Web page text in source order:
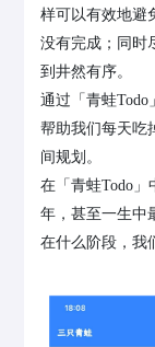
样可以有效地避
没有完成；同时
到井然有序。
通过「青蛙Todo
帮助我们每天吃
间规划。
在「青蛙Todo
年，甚至一生中
在什么阶段，我